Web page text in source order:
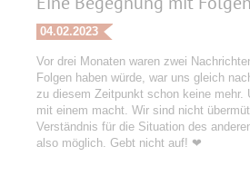
04.02.2023
Vor drei Monaten waren zwei
Folgen haben würde, war uns gleich
zu diesem Zeitpunkt schon keine mehr.
mit einem macht. Wir sind nicht
Verständnis für die Situation des
also möglich. Gebt nicht auf! ❤